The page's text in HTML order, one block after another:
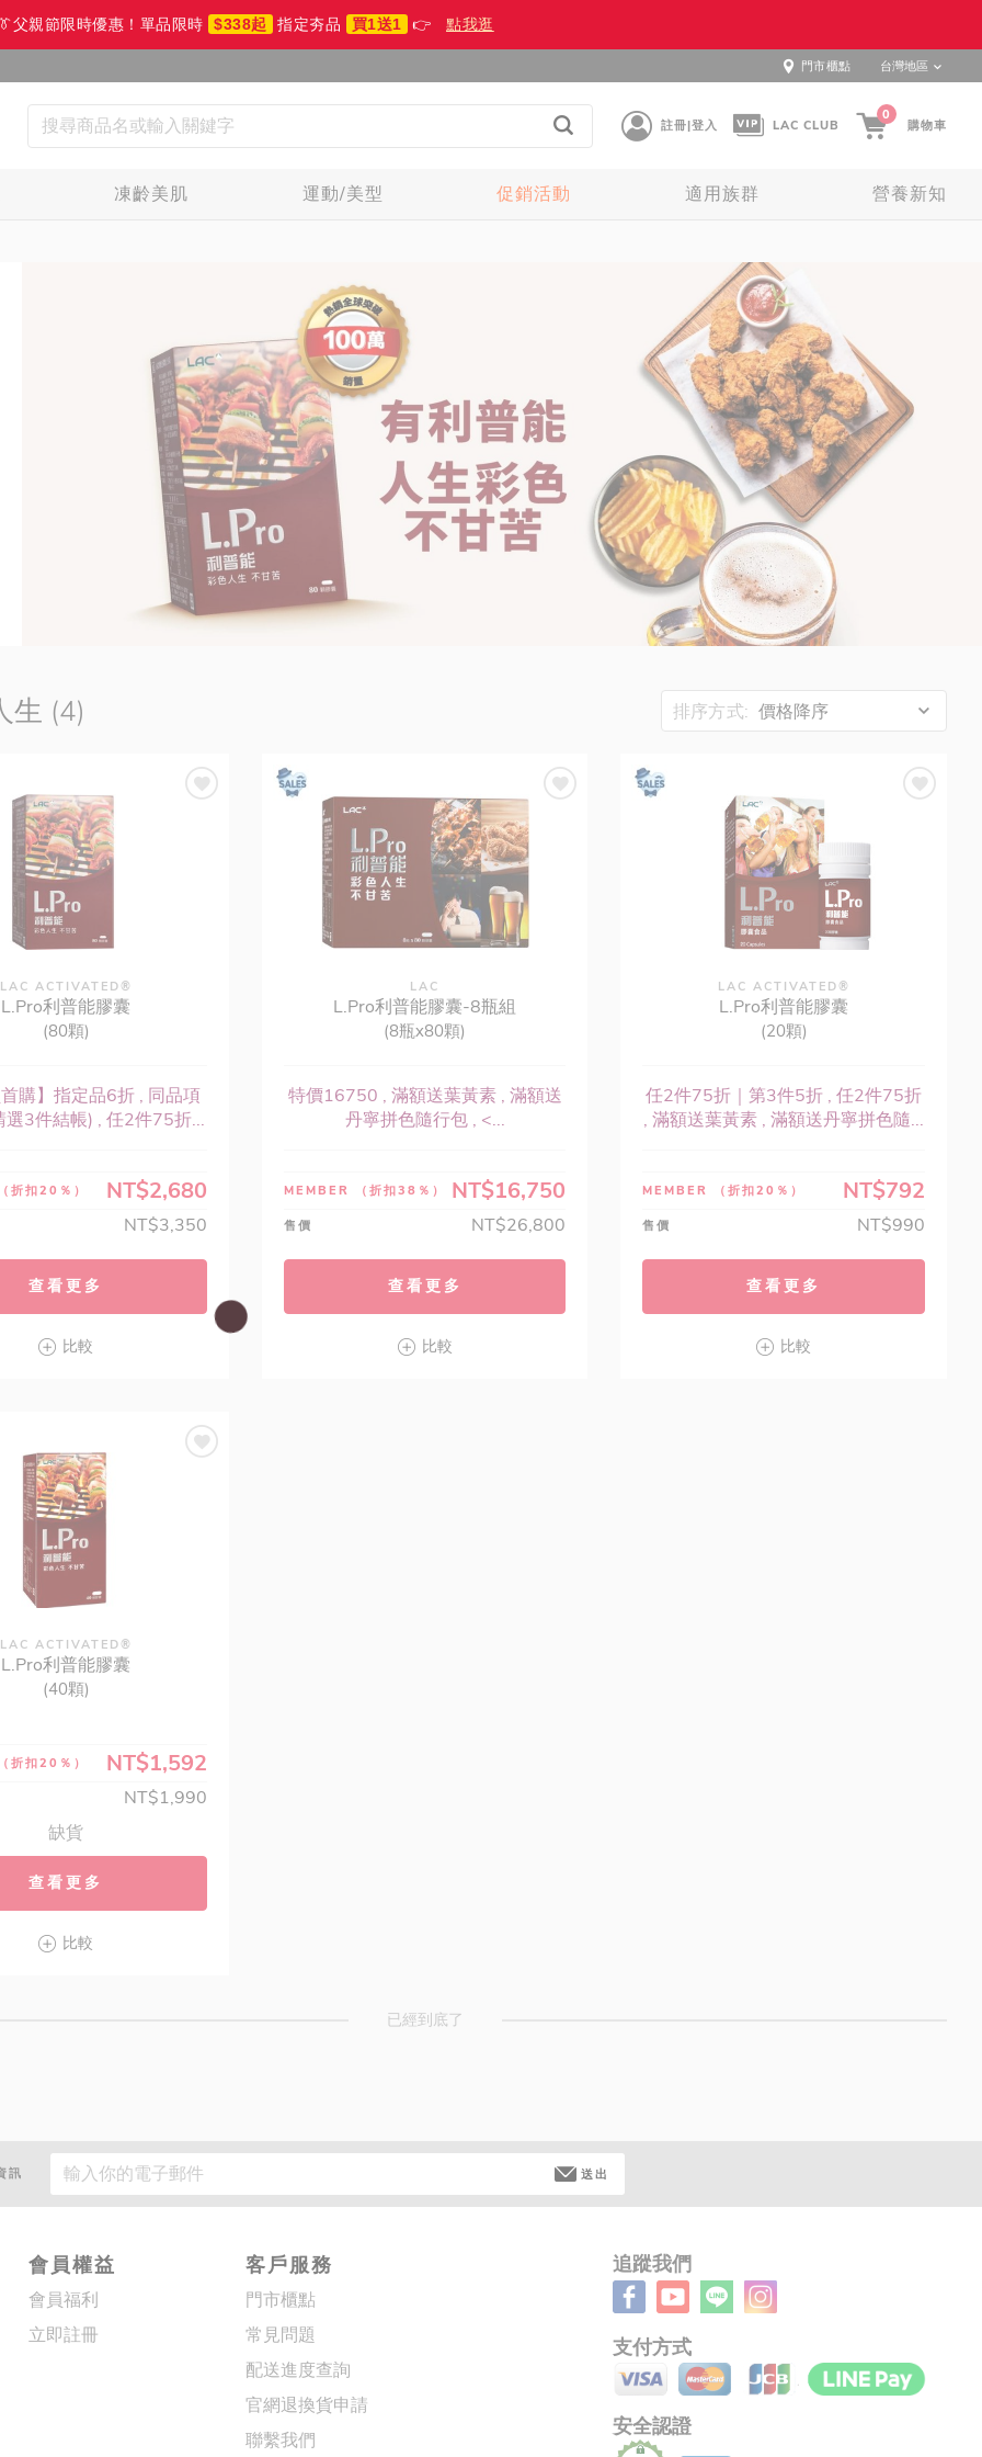
父親節限時優惠！單品限時 $338起 指定夯品 買1送1 👉 點我逛
門市櫃點 台灣地區
註冊|登入 LAC CLUB
0
購物車
凍齡美肌 運動/美型 促銷活動 適用族群 營養新知
排序方式: 價格降序
生 (4)
LAC ACTIVATED®
L.Pro利普能膠囊
(80顆)
首購】指定品6折 , 同品項
選3件結帳) , 任2件75折...
（折扣20％） NT$2,680
NT$3,350
查看更多
比較
LAC
L.Pro利普能膠囊-8瓶組
(8瓶x80顆)
特價16750 , 滿額送葉黃素 , 滿額送
丹寧拼色隨行包 , <...
MEMBER （折扣38％） NT$16,750
售價 NT$26,800
查看更多
比較
LAC ACTIVATED®
L.Pro利普能膠囊
(20顆)
任2件75折｜第3件5折 , 任2件75折
, 滿額送葉黃素 , 滿額送丹寧拼色隨...
MEMBER （折扣20％） NT$792
售價 NT$990
查看更多
比較
LAC ACTIVATED®
L.Pro利普能膠囊
(40顆)
（折扣20％） NT$1,592
NT$1,990
缺貨
查看更多
比較
已經到底了
訊 送出
會員權益
會員福利
立即註冊
客戶服務
門市櫃點
常見問題
配送進度查詢
官網退換貨申請
聯繫我們
追蹤我們
支付方式
安全認證